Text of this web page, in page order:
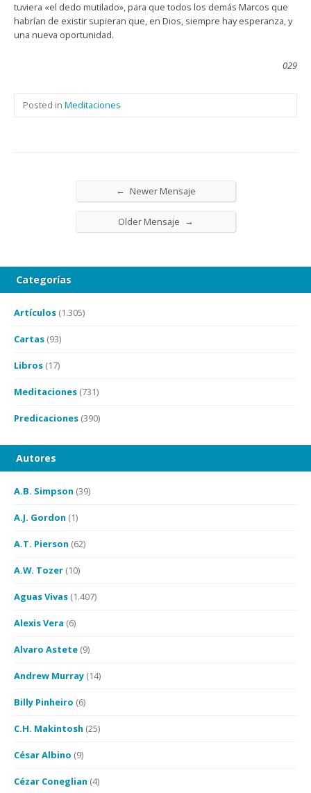
tuviera «el dedo mutilado», para que todos los demás Marcos que
habrían de existir supieran que, en Dios, siempre hay esperanza, y
una nueva oportunidad.
029
Posted in Meditaciones
← Newer Mensaje
Older Mensaje →
Categorías
Artículos (1.305)
Cartas (93)
Libros (17)
Meditaciones (731)
Predicaciones (390)
Autores
A.B. Simpson (39)
A.J. Gordon (1)
A.T. Pierson (62)
A.W. Tozer (10)
Aguas Vivas (1.407)
Alexis Vera (6)
Alvaro Astete (9)
Andrew Murray (14)
Billy Pinheiro (6)
C.H. Makintosh (25)
César Albino (9)
Cézar Coneglian (4)